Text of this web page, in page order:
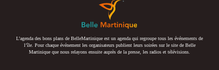
L’agenda des bons plans de BelleMartinique est un agenda qui regroupe tous les événements de
l’île. Pour chaque événement les organisateurs publient leurs soirées sur le site de Belle
Martinique que nous relayons ensuite auprès de la presse, les radios et télévisions.